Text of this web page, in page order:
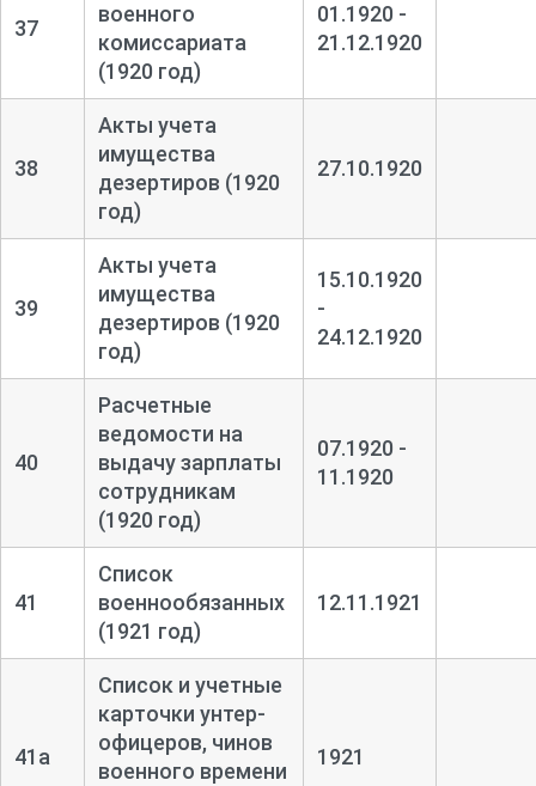
37
военного
комиссариата
(1920 год)
01.1920 -
21.12.1920
38
Акты учета
имущества
дезертиров (1920
год)
27.10.1920
39
Акты учета
имущества
дезертиров (1920
год)
15.10.1920
-
24.12.1920
40
Расчетные
ведомости на
выдачу зарплаты
сотрудникам
(1920 год)
07.1920 -
11.1920
41
Список
военнообязанных
(1921 год)
12.11.1921
41а
Список и учетные
карточки унтер-
офицеров, чинов
военного времени
1921